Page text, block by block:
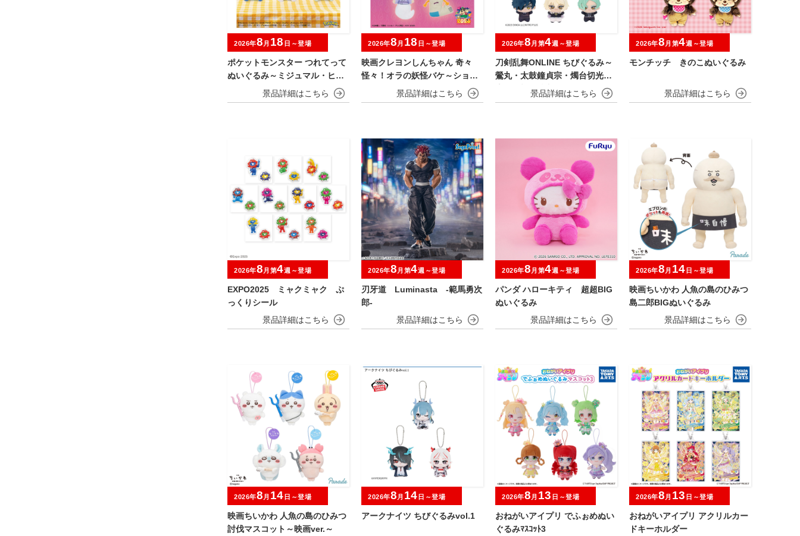
ポケットモンスター つれてって
ぬいぐるみ～ミジュマル・ヒバ
ニー・ニャオハ～
2026年8 月 18 日～登場
映画クレヨンしんちゃん 奇々
怪々！オラの妖怪バケ～ション
みにぬいぐるみ
2026年8 月 18 日～登場
刀剣乱舞ONLINE ちびぐるみ～
鶯丸・太鼓鐘貞宗・燭台切光
忠・髭切・膝丸～
2026年8 月第4週～登場
モンチッチ きのこぬいぐるみ
2026年8 月第4週～登場
EXPO2025 ミャクミャク ぷ
っくりシール
2026年8 月第4週～登場
刃牙道 Luminasta ‐範馬勇次
郎‐
2026年8 月第4週～登場
パンダ ハローキティ 超超BIG
ぬいぐるみ
2026年8 月第4週～登場
映画ちいかわ 人魚の島のひみつ
島二郎BIGぬいぐるみ
2026年8 月 14 日～登場
映画ちいかわ 人魚の島のひみつ
討伐マスコット～映画ver.～
2026年8 月 14 日～登場
アークナイツ ちびぐるみvol.1
2026年8 月 14 日～登場
おねがいアイプリ でふぉめぬい
ぐるみﾏｽｺｯﾄ3
2026年8 月 13 日～登場
おねがいアイプリ アクリルカー
ドキーホルダー
2026年8 月 13 日～登場